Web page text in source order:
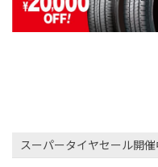
スーパータイヤセール開催